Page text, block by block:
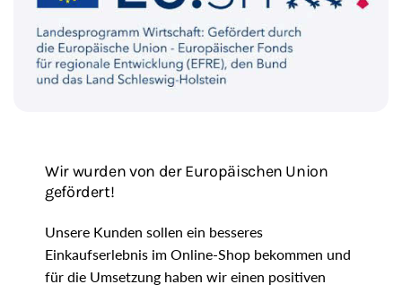
Wir wurden von der Europäischen Union
gefördert!
Unsere Kunden sollen ein besseres
Einkaufserlebnis im Online-Shop bekommen und
für die Umsetzung haben wir einen positiven